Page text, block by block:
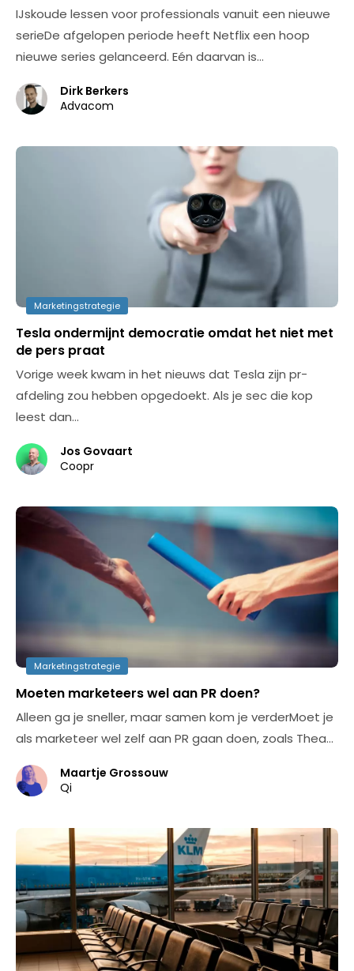
IJskoude lessen voor professionals vanuit een nieuwe
serieDe afgelopen periode heeft Netflix een hoop
nieuwe series gelanceerd. Eén daarvan is…
Dirk Berkers
Advacom
Marketingstrategie
Tesla ondermijnt democratie omdat het niet met
de pers praat
Vorige week kwam in het nieuws dat Tesla zijn pr-
afdeling zou hebben opgedoekt. Als je sec die kop
leest dan…
Jos Govaart
Coopr
Marketingstrategie
Moeten marketeers wel aan PR doen?
Alleen ga je sneller, maar samen kom je verderMoet je
als marketeer wel zelf aan PR gaan doen, zoals Thea…
Maartje Grossouw
Qi